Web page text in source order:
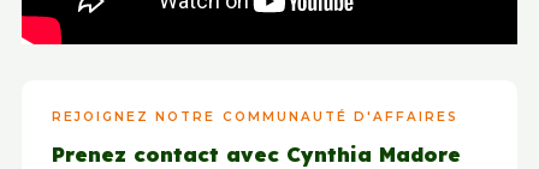
REJOIGNEZ NOTRE COMMUNAUTÉ D'AFFAIRES
Prenez contact avec Cynthia Madore